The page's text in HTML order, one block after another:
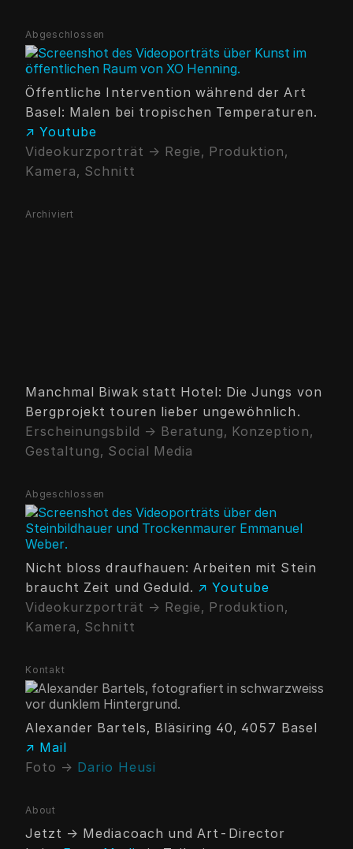
Abgeschlossen
Öffentliche Intervention während der Art
Basel: Malen bei tropischen Temperaturen.
↗ Youtube
Videokurzporträt → Regie, Produktion,
Kamera, Schnitt
Archiviert
Manchmal Biwak statt Hotel: Die Jungs von
Bergprojekt touren lieber ungewöhnlich.
Erscheinungsbild → Beratung, Konzeption,
Gestaltung, Social Media
Abgeschlossen
Nicht bloss draufhauen: Arbeiten mit Stein
braucht Zeit und Geduld. ↗ Youtube
Videokurzporträt → Regie, Produktion,
Kamera, Schnitt
Kontakt
Alexander Bartels, Bläsiring 40, 4057 Basel
↗ Mail
Foto → Dario Heusi
About
Jetzt → Mediacoach und Art-Director